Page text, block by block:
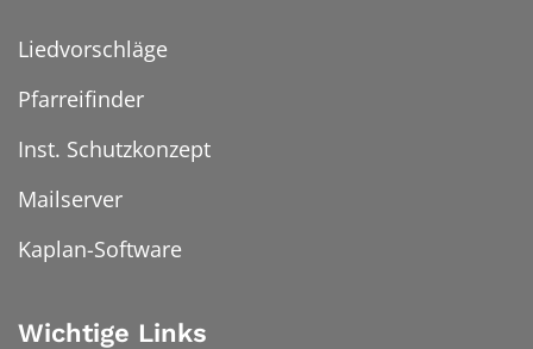
Liedvorschläge
Pfarreifinder
Inst. Schutzkonzept
Mailserver
Kaplan-Software
Wichtige Links